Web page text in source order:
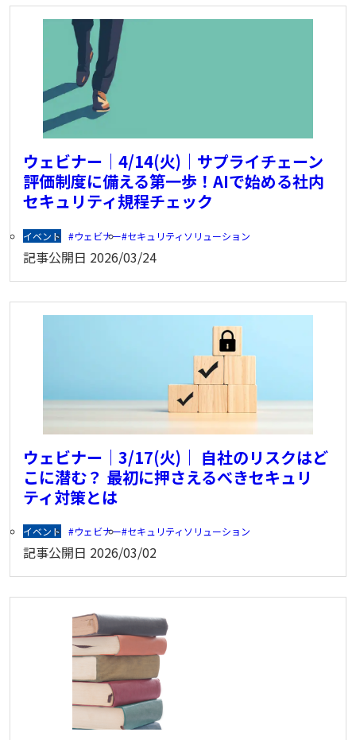
ウェビナー｜4/14(火)｜サプライチェーン
評価制度に備える第一歩！AIで始める社内
セキュリティ規程チェック
イベント ウェビナー セキュリティソリューション
記事公開日 2026/03/24
ウェビナー｜3/17(火)｜ 自社のリスクはど
こに潜む？ 最初に押さえるべきセキュリ
ティ対策とは
イベント ウェビナー セキュリティソリューション
記事公開日 2026/03/02